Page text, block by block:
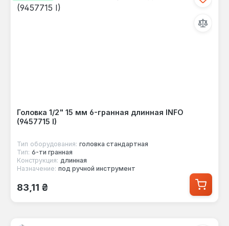
Головка 1/2" 15 мм 6-гранная длинная INFO
(9457715 I)
Тип оборудования: головка стандартная
Тип: 6-ти гранная
Конструкция: длинная
Назначение: под ручной инструмент
Обычная цена:
83,11 ₴